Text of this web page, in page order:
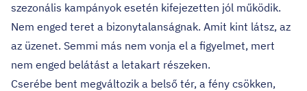
szezonális kampányok esetén kifejezetten jól működik.
Nem enged teret a bizonytalanságnak. Amit kint látsz, az
az üzenet. Semmi más nem vonja el a figyelmet, mert
nem enged belátást a letakart részeken.
Cserébe bent megváltozik a belső tér, a fény csökken,